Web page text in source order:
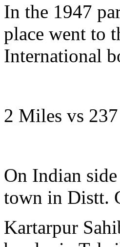
In the 1947
place went to
International
2 Miles vs
On Indian
town in Distt.
Kartarpur